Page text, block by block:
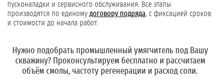
пусконаладки и сервисного обслуживания. Все этапы
производятся по единому договору подряда, с фиксацией сроков
и стоимости до начала работ.
Нужно подобрать промышленный умягчитель под Вашу
скважину?Проконсультируем бесплатно и рассчитаем
объём смолы, частоту регенерации и расход соли.